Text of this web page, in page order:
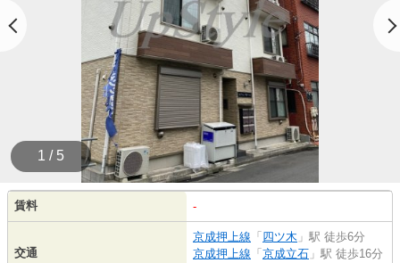
1 / 5
賃料 -
交通
京成押上線 「 四ツ木 」駅 徒歩6分
京成押上線 「 京成立石 」駅 徒歩16分